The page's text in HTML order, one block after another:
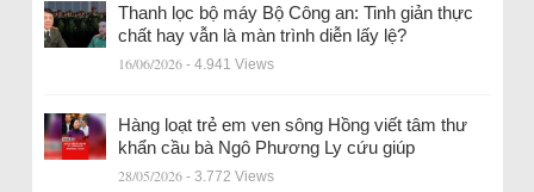
Thanh lọc bộ máy Bộ Công an: Tinh giản thực
chất hay vẫn là màn trình diễn lấy lệ?
16/06/2026 - 4.941 Views
Hàng loạt trẻ em ven sông Hồng viết tâm thư
khẩn cầu bà Ngô Phương Ly cứu giúp
28/05/2026 - 3.772 Views